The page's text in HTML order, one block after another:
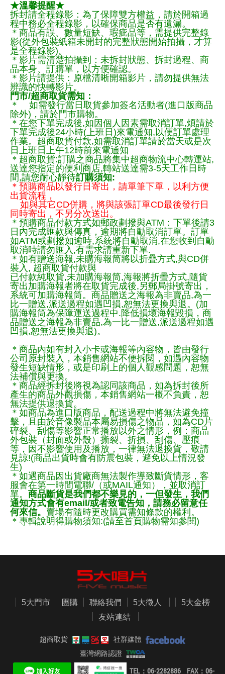
★溫馨提醒★
拆封請全程錄影：為了保障雙方權益，請於開箱過
程中務必全程錄影，以確保商品是否有遺漏。
＊商品有誤、數量短缺、瑕疵品等，需提供完整錄
影(從外包裝紙箱未開封的完整狀態開始拍攝，才算
是全程錄影)。
＊影片需清楚拍攝到：未拆封狀態、拆封過程、商
品本身、訂購單，以方便確認。
＊影片請提供：原檔清晰開箱影片，請勿提供無法
辨識的快轉影片。
門市/超商取貨需知：
＊ 如需發行當日取貨參加簽名活動者(進口版商品
除外)，請於門市購物。
＊在您下單完成後,如因個人因素需取消訂單,煩請於
下單完成後24小時(上班日)來電通知,以便訂單處理
作業。超商取貨付款,如需取消訂單請於當天或是次
日上班日上午12時前來電通知
＊超商取貨:訂購之商品將集中超商物流中心轉運站,
送達您指定的便利商店,轉站送達需3-5天工作日時
間,請您耐心靜待訂購須知:
＊預購商品以發行日寄出，請單筆下單，以利方便
出貨流程，
如與其它CD併購，將與該張訂單CD最後發行日
同時寄出，不另分次送出。
＊預購商品付款方式如郵政劃撥與ATM：下單後請3
日內完成匯款與傳真，逾期將自動取消訂單。訂單
如ATM或劃撥如逾時,系統將自動取消,在您收到自動
取消時請勿匯入,有需求請重新下單.
＊如有贈送海報,未購海報筒將以折疊方式,與CD併
裝入, 超商取貨付款與
已付款純取貨,未加購海報筒,海報將折疊方式,隨貨
寄出加購海報者將在取貨完成後,另郵局掛號寄出，
系統可加購海報筒。商品贈送之海報為非賣品,為一
比一贈送,派送過程如遇凹損,恕無法更換與退。(加
購海報筒為保障運送過程中.降低損壞海報毀損，商
品贈送之海報為非賣品,為一比一贈送,派送過程如遇
凹損,恕無法更換與退)。
＊商品內如有封入小卡或海報等內容物，皆由發行
公司原封裝入，本銷售網站不便拆閱，如遇內容物
發生短缺情形，或是印刷上的個人觀感問題，恕無
法補償與更換。
＊商品經拆封後將視為認同該商品，如為拆封後所
產生的商品外觀損傷，本銷售網站一概不負責，恕
無法提供退換貨。
＊如商品為進口版商品，配送過程中將無法避免撞
擊，且由於音像製品本屬易損傷之物品，如為CD片
碎裂、刮傷等影響正常播放以外之情形，例：商品
外包裝（封面或外殼）撕裂、折損、刮傷、壓痕
等，因不影響使用及播放，一律無法退換貨，敬請
見諒!(商品出貨時會有防震包裝，避免以上情況發
生)
＊如遇商品因出貨廠商無法製作導致斷貨情形，客
服會在第一時間電聯/（或MAIL通知），並取消訂
單。 商品斷貨是我們都不樂見的，一但發生，我們
通知方式會有email/或者致電告知，請務必留意任
何來信。 賣場有隨時更改購買需知條款的權利。
＊專輯說明得購物須知:(請至首頁購物需知參閱)
5大門市 團購 聯絡我們 5大徵人
5大金榜
友站連結
超商取貨
社群媒體
臺灣網路認證
TEL：06-2282886 FAX：06-